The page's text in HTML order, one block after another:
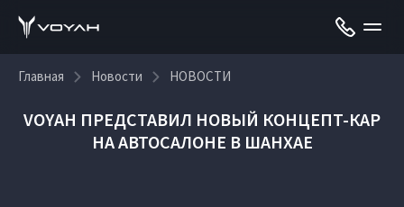
Главная Новости НОВОСТИ
VOYAH ПРЕДСТАВИЛ НОВЫЙ КОНЦЕПТ-КАР
НА АВТОСАЛОНЕ В ШАНХАЕ